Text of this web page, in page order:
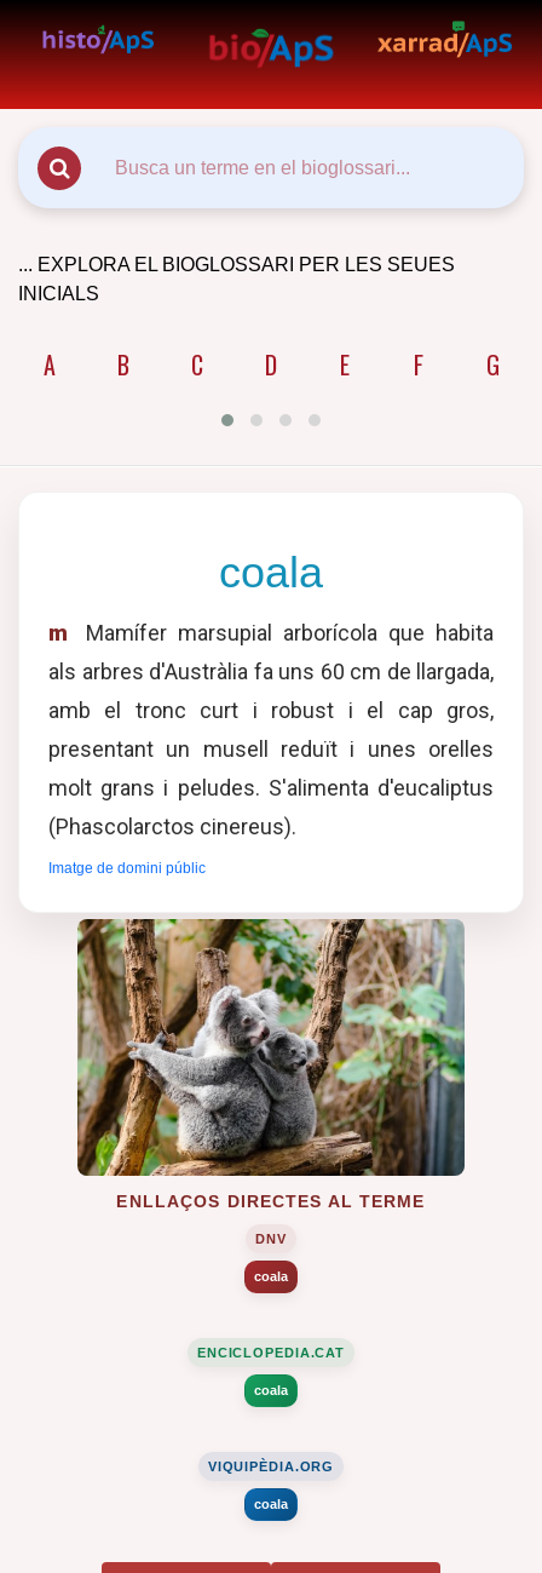
... EXPLORA EL BIOGLOSSARI PER LES SEUES
INICIALS
A B C D E F G
coala
m
Mamífer marsupial arborícola que habita
als arbres d'Austràlia fa uns 60 cm de llargada,
amb el tronc curt i robust i el cap gros,
presentant un musell reduït i unes orelles
molt grans i peludes. S'alimenta d'eucaliptus
(Phascolarctos cinereus).
Imatge de domini públic
ENLLAÇOS DIRECTES AL TERME
DNV
coala
ENCICLOPEDIA.CAT
coala
VIQUIPÈDIA.ORG
coala